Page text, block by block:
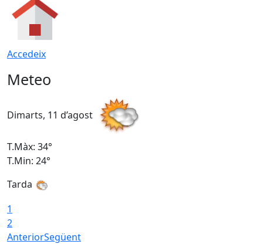
Accedeix
Meteo
Dimarts, 11 d’agost
T.Màx: 34°
T.Min: 24°
Tarda
1
2
AnteriorSegüent